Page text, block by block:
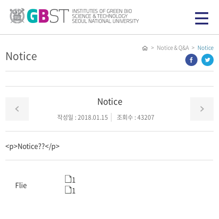
Notice
> Notice & Q&A > Notice
Notice
작성일 : 2018.01.15 조회수 : 43207
<p>Notice??</p>
Flie
1
1